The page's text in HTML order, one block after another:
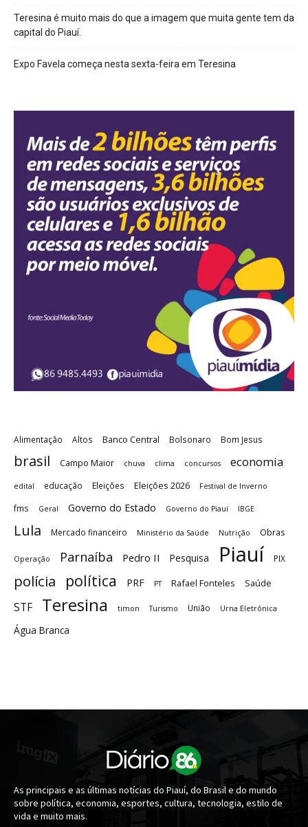
Teresina é muito mais do que a imagem que muita gente tem da
capital do Piauí.
Expo Favela começa nesta sexta-feira em Teresina
Alimentação Altos Banco Central Bolsonaro Bom Jesus
brasil Campo Maior chuva clima concursos economia
edital educação Eleições Eleições 2026 Festival de Inverno
fms Geral Governo do Estado Governo do Piauí IBGE
Lula Mercado financeiro Ministério da Saúde Nutrição Obras
Operação Parnaíba Pedro II Pesquisa Piauí PIX
polícia política PRF PT Rafael Fonteles Saúde
STF Teresina timon Turismo União Urna Eletrônica
Água Branca
As principais e as últimas notícias do Piauí, do Brasil e do mundo
sobre política, economia, esportes, cultura, tecnologia, estilo de
vida e muito mais.